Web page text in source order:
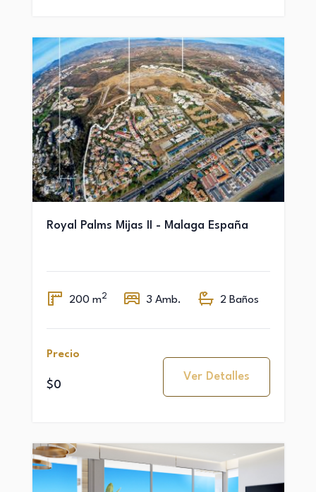
Royal Palms Mijas II - Malaga España
200 m2 3 Amb. 2 Baños
Precio
$0
Ver Detalles